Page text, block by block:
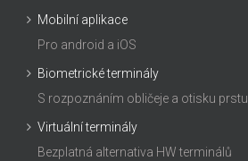
Mobilní aplikace
Pro android a iOS
Biometrické terminály
S rozpoznáním obličeje a otisku prstu
Virtuální terminály
Bezplatná alternativa HW terminálů